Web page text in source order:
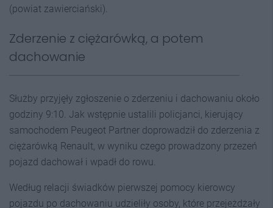
(powiat zawierciański).
Zderzenie z ciężarówką, a potem
dachowanie
Służby przyjęły zgłoszenie o zderzeniu i dachowaniu około
godziny 9:10. Jak wstępnie ustalili policjanci, kierujący
samochodem Peugeot Partner doprowadził do zderzenia z
ciężarówką Renault, w wyniku czego prowadzony przezeń
pojazd dachował i wpadł do rowu.
Według relacji świadków pierwszej pomocy kierowcy
pojazdu po dachowaniu udzieliły osoby, które przejeżdżały